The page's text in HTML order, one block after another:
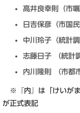
高井良幸則（市嘱
日吉保彦（市国
中川玲子（統計調
志藤日子 （統計
内川隆則 （市都
※『内』は「けいがま
が正式表記